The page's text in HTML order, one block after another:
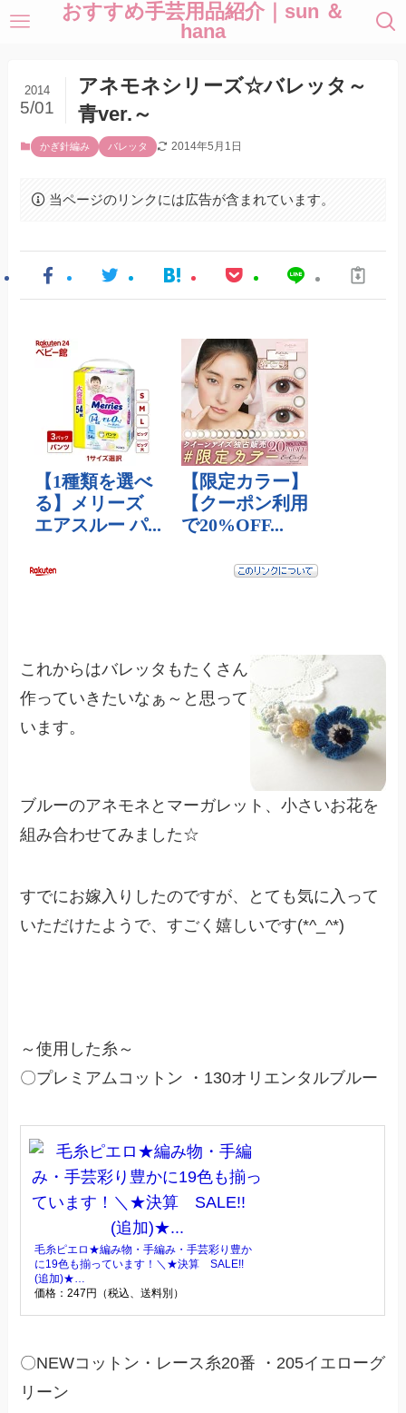
おすすめ手芸用品紹介｜sun ＆
hana
アネモネシリーズ☆バレッタ～
青ver.～
2014
5/01
かぎ針編み バレッタ 2014年5月1日
当ページのリンクには広告が含まれています。
これからはバレッタもたくさん
作っていきたいなぁ～と思って
います。
ブルーのアネモネとマーガレット、小さいお花を
組み合わせてみました☆
すでにお嫁入りしたのですが、とても気に入って
いただけたようで、すごく嬉しいです(*^_^*)
～使用した糸～
〇プレミアムコットン ・130オリエンタルブルー
毛糸ピエロ★編み物・手編み・手芸彩り豊か
に19色も揃っています！＼★決算 SALE!!
(追加)★…
価格：247円（税込、送料別）
〇NEWコットン・レース糸20番 ・205イエローグ
リーン